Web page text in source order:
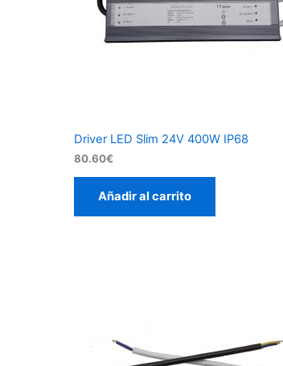
Driver LED Slim 24V 400W IP68
80.60€
Añadir al carrito